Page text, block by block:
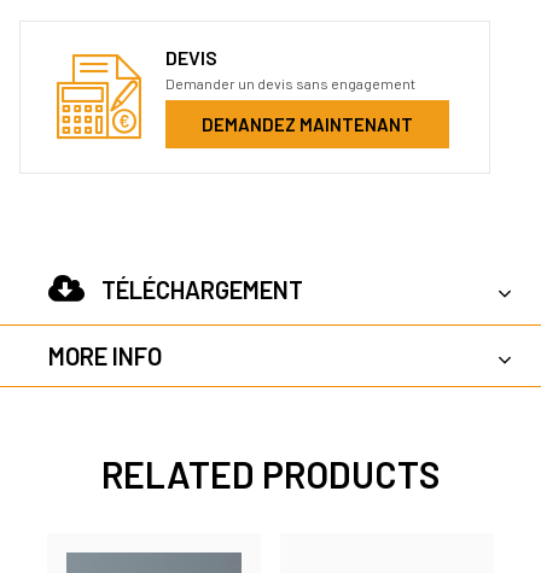
DEVIS
Demander un devis sans engagement
DEMANDEZ MAINTENANT
TÉLÉCHARGEMENT
MORE INFO
RELATED PRODUCTS